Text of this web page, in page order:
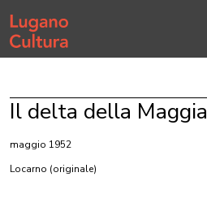
Home page
Il delta della Maggia
maggio 1952
Locarno (originale)